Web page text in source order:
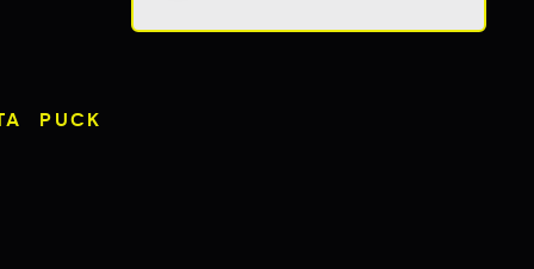
PUCK